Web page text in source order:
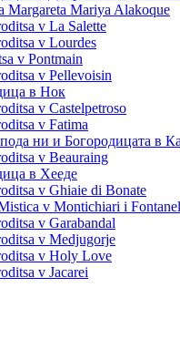
Margareta Mariya Alakoque
v La Salette
v Lourdes
v Pontmain
v Pellevoisin
в Нок
v Castelpetroso
v Fatima
ни и Богородицата в
v Beauraing
в Хееде
v Ghiaie di Bonate
v Montichiari i
v Garabandal
v Medjugorje
v Holy Love
v Jacarei